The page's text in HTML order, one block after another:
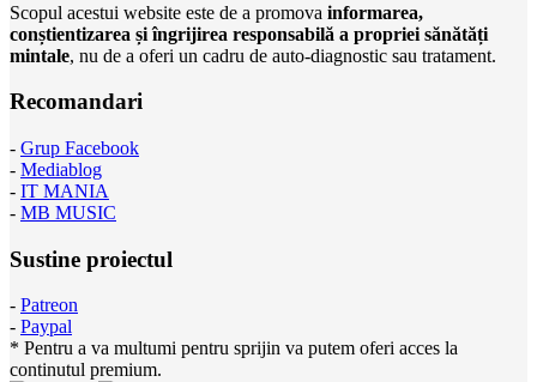
Scopul acestui website este de a promova informarea,
conștientizarea și îngrijirea responsabilă a propriei sănătăți
mintale, nu de a oferi un cadru de auto-diagnostic sau tratament.
Recomandari
- Grup Facebook
- Mediablog
- IT MANIA
- MB MUSIC
Sustine proiectul
- Patreon
- Paypal
* Pentru a va multumi pentru sprijin va putem oferi acces la
continutul premium.